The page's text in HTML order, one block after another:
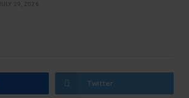
JULY 29, 2026
Twitter